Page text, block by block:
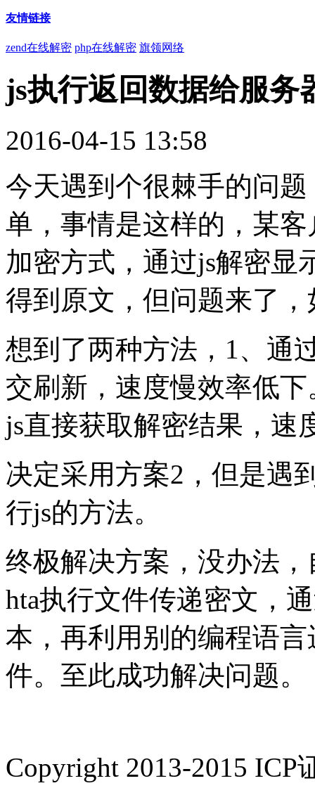
友情链接
zend在线解密 php在线解密 旗领网络
js执行返回数据给服务
2016-04-15 13:58
今天遇到个很棘手的问
单，事情是这样的，某
加密方式，通过js解密显
得到原文，但问题来了
想到了两种方法，1、通
交刷新，速度慢效率低
js直接获取解密结果，速
决定采用方案2，但是遇
行js的方法。
终极解决方案，没办法
hta执行文件传递密文，
本，再利用别的编程语
件。至此成功解决问题。
Copyright 2013-2015 ICP